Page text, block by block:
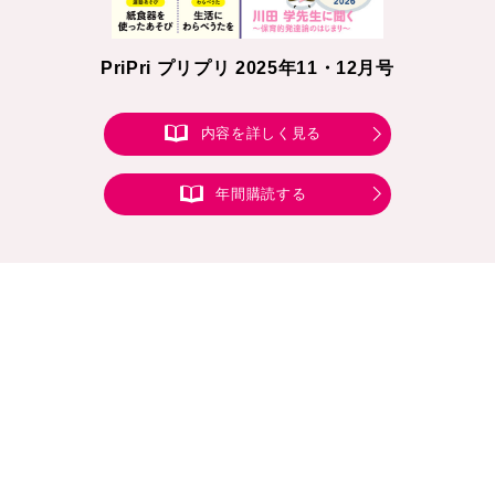
PriPri プリプリ 2025年11・12月号
内容を詳しく見る
年間購読する